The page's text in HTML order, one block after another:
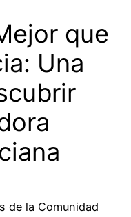
que
Una
de la Comunidad